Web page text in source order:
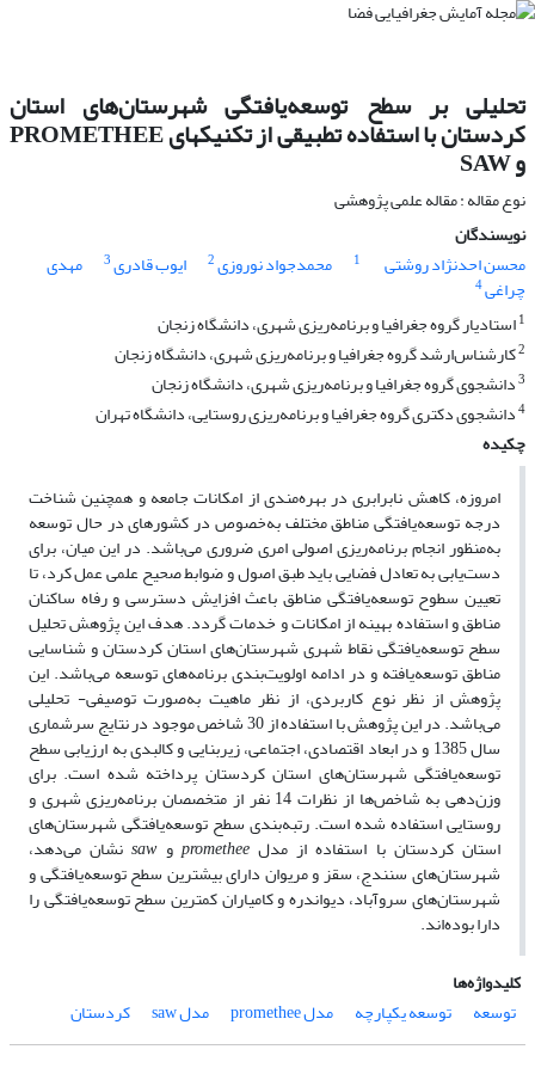
تحلیلی بر سطح توسعه‌یافتگی شهرستان‌های استان
کردستان با استفاده تطبیقی از تکنیک‏های PROMETHEE
و SAW
نوع مقاله : مقاله علمی پژوهشی
نویسندگان
محسن احدنژاد روشتی
1 محمدجواد نوروزی2 ایوب قادری3 مهدی
چراغی4
1استادیار گروه جغرافیا و برنامه‌ریزی شهری، دانشگاه زنجان
2کارشناس‌ارشد گروه جغرافیا و برنامه‌ریزی شهری، دانشگاه زنجان
3دانشجوی گروه جغرافیا و برنامه‌ریزی شهری، دانشگاه زنجان
4دانشجوی دکتری گروه جغرافیا و برنامه‌ریزی روستایی، دانشگاه تهران
چکیده
امروزه، کاهش نابرابری در بهره‌مندی از امکانات جامعه و همچنین شناخت
درجه توسعه‌یافتگی مناطق مختلف به‌خصوص در کشورهای در حال توسعه
به‌منظور انجام برنامه‌ریزی اصولی امری ضروری می‌باشد. در این میان، برای
دست‌یابی به تعادل فضایی باید طبق اصول و ضوابط صحیح علمی عمل کرد، تا
تعیین سطوح توسعه‌یافتگی مناطق باعث افزایش دسترسی و رفاه ساکنان
مناطق و استفاده بهینه از امکانات و خدمات گردد. هدف این پژوهش تحلیل
سطح توسعه‌یافتگی نقاط شهری شهرستان‌های استان کردستان و شناسایی
مناطق توسعه‌یافته و در ادامه اولویت‌بندی برنامه‌های توسعه می‌باشد. این
پژوهش از نظر نوع کاربردی، از نظر ماهیت به‌صورت توصیفی- تحلیلی
می‌باشد. در این پژوهش با استفاده از 30 شاخص موجود در نتایج سرشماری
سال 1385 و در ابعاد اقتصادی، اجتماعی، زیربنایی و کالبدی به ارزیابی سطح
توسعه‌یافتگی شهرستان‌های استان کردستان پرداخته شده است. برای
وزن‌دهی به شاخص‌ها از نظرات 14 نفر از متخصصان برنامه‌ریزی شهری و
روستایی استفاده شده است. رتبه‌بندی سطح توسعه‌یافتگی شهرستان‌های
استان کردستان با استفاده از مدلprometheeوsawنشان می‌دهد،
شهرستان‌های سنندج، سقز و مریوان دارای بیشترین سطح توسعه‌یافتگی و
شهرستان‌های سروآباد، دیواندره و کامیاران کمترین سطح توسعه‌یافتگی را
دارا بوده‌اند.
کلیدواژه‌ها
توسعه
توسعه یکپارچه مدل promethee مدل saw کردستان